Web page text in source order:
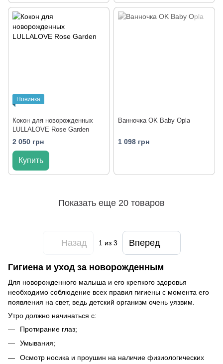
Новинка
Кокон для новорожденных
LULLALOVE Rose Garden
2 050 грн
Купить
Ванночка OK Baby Opla
1 098 грн
Показать еще 20 товаров
Назад 1из 3 Вперед
Гигиена и уход за новорожденным
Для новорожденного малыша и его крепкого здоровья
необходимо соблюдение всех правил гигиены с момента его
появления на свет, ведь детский организм очень уязвим.
Утро должно начинаться с:
Протирание глаз;
Умывания;
Осмотр носика и проушин на наличие физиологических